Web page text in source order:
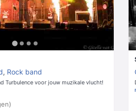
, Rock band
Turbulence voor jouw muzikale vlucht!